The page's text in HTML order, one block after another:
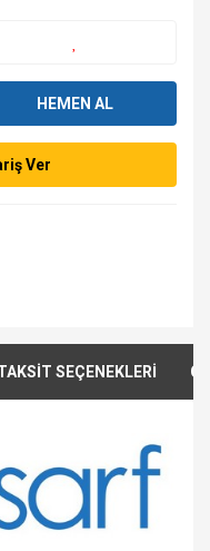
HEMEN AL
Ver
SEÇENEKLERİ